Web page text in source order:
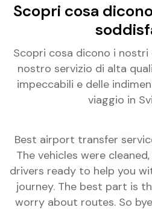
Scopri cosa
Scopri cosa dicono i
nostro servizio di alta
impeccabili e delle
viaggio in
booked online ever.
sanitized with polite
everything during a
you don’t have to
bye confusing maps
I